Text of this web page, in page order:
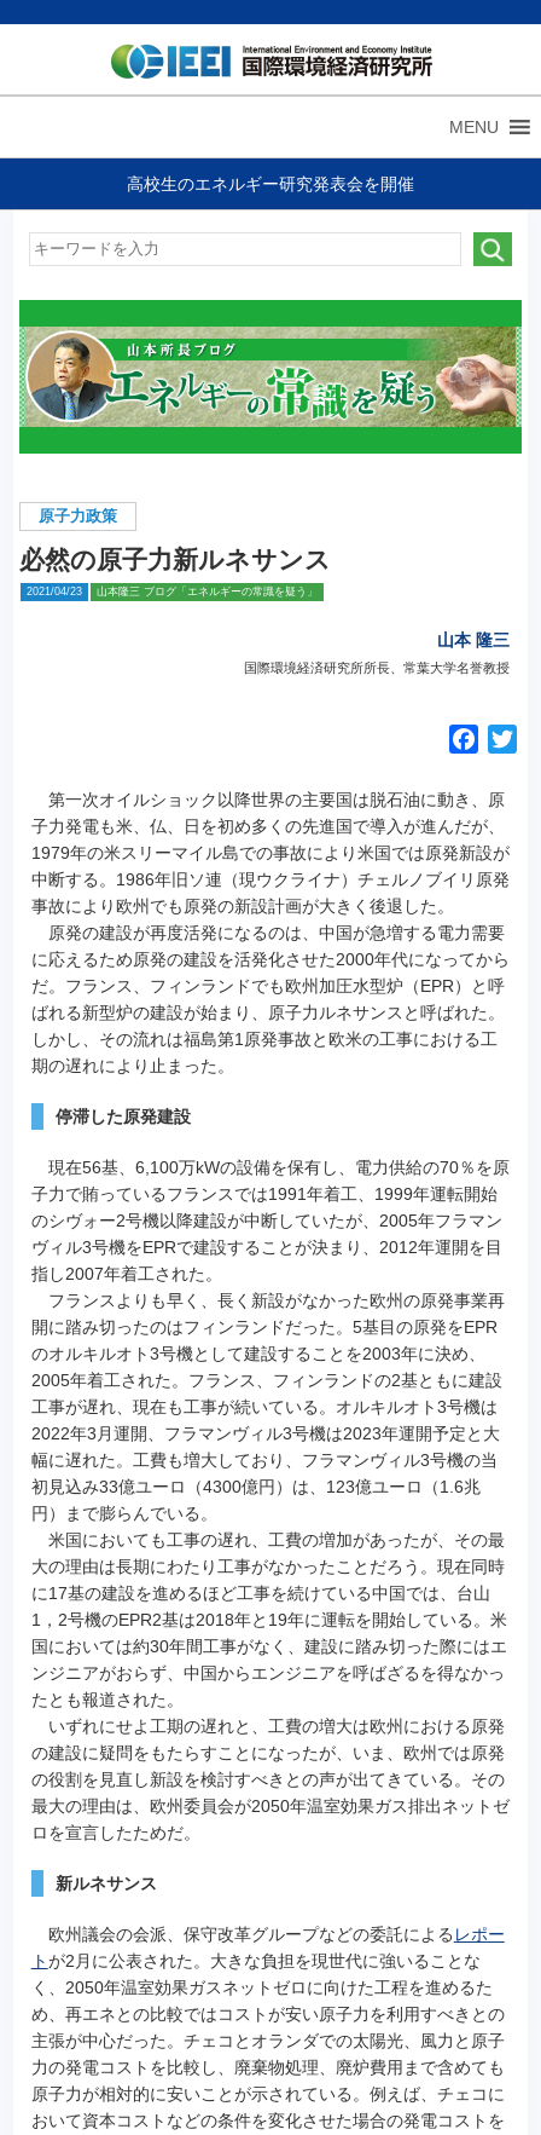
MENU
高校生のエネルギー研究発表会を開催
原子力政策
必然の原子力新ルネサンス
2021/04/23 山本隆三 ブログ「エネルギーの常識を疑う」
山本 隆三
国際環境経済研究所所長、常葉大学名誉教授
e
b
o
k
第一次オイルショック以降世界の主要国は脱石油に動き、原
子力発電も米、仏、日を初め多くの先進国で導入が進んだが、
1979年の米スリーマイル島での事故により米国では原発新設が
中断する。 1986年旧ソ連（現ウクライナ）チェルノブイリ原発
事故により欧州でも原発の新設計画が大きく後退した。
原発の建設が再度活発になるのは、中国が急増する電力需要
に応えるため原発の建設を活発化させた2000年代になってから
だ。フランス、フィンランドでも欧州加圧水型炉（EPR）と呼
ばれる新型炉の建設が始まり、原子力ルネサンスと呼ばれた。
しかし、その流れは福島第1原発事故と欧米の工事における工
期の遅れにより止まった。
停滞した原発建設
現在56基、6,100万kWの設備を保有し、電力供給の70％を原
子力で賄っているフランスでは1991年着工、1999年運転開始
のシヴォー2号機以降建設が中断していたが、2005年フラマン
ヴィル3号機をEPRで建設することが決まり、2012年運開を目
指し2007年着工された。
フランスよりも早く、長く新設がなかった欧州の原発事業再
開に踏み切ったのはフィンランドだった。5基目の原発をEPR
のオルキルオト3号機として建設することを2003年に決め、
2005年着工された。フランス、フィンランドの2基ともに建設
工事が遅れ、現在も工事が続いている。オルキルオト3号機は
2022年3月運開、フラマンヴィル3号機は2023年運開予定と大
幅に遅れた。工費も増大しており、フラマンヴィル3号機の当
初見込み33億ユーロ（4300億円）は、123億ユーロ（1.6兆
円）まで膨らんでいる。
米国においても工事の遅れ、工費の増加があったが、その最
大の理由は長期にわたり工事がなかったことだろう。現在同時
に17基の建設を進めるほど工事を続けている中国では、台山
1，2号機のEPR2基は2018年と19年に運転を開始している。米
国においては約30年間工事がなく、建設に踏み切った際にはエ
ンジニアがおらず、中国からエンジニアを呼ばざるを得なかっ
たとも報道された。
いずれにせよ工期の遅れと、工費の増大は欧州における原発
の建設に疑問をもたらすことになったが、いま、欧州では原発
の役割を見直し新設を検討すべきとの声が出てきている。その
最大の理由は、欧州委員会が2050年温室効果ガス排出ネットゼ
ロを宣言したためだ。
新ルネサンス
欧州議会の会派、保守改革グループなどの委託による レポー
トが2月に公表された。大きな負担を現世代に強いることな
く、2050年温室効果ガスネットゼロに向けた工程を進めるた
め、再エネとの比較ではコストが安い原子力を利用すべきとの
主張が中心だった。チェコとオランダでの太陽光、風力と原子
力の発電コストを比較し、廃棄物処理、廃炉費用まで含めても
原子力が相対的に安いことが示されている。例えば、チェコに
おいて資本コストなどの条件を変化させた場合の発電コストを